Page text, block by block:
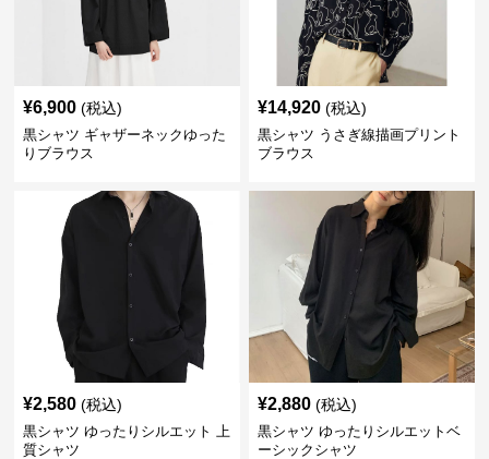
¥6,900 (税込)
黒シャツ ギャザーネックゆった
りブラウス
¥14,920 (税込)
黒シャツ うさぎ線描画プリント
ブラウス
¥2,580 (税込)
黒シャツ ゆったりシルエット 上
質シャツ
¥2,880 (税込)
黒シャツ ゆったりシルエットベ
ーシックシャツ